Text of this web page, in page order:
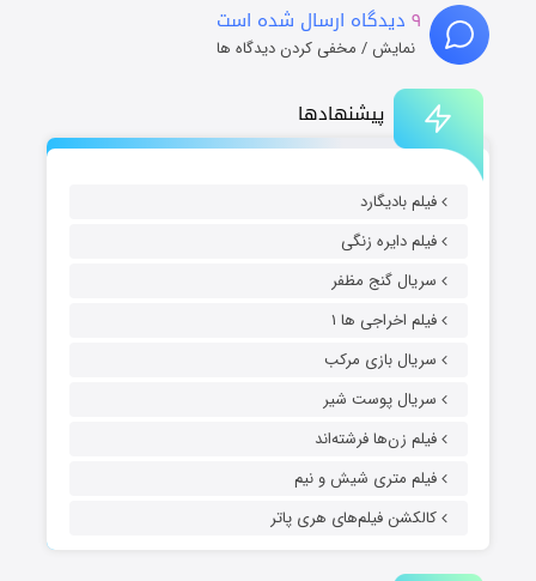
پیشنهادها
فیلم بادیگارد
فیلم دایره زنگی
سریال گنج مظفر
فیلم اخراجی ها ۱
سریال بازی مرکب
سریال پوست شیر
فیلم زن‌ها فرشته‌اند
فیلم متری شیش و نیم
کالکشن فیلم‌های هری پاتر
۹ دیدگاه ارسال شده است
نمایش / مخفی کردن دیدگاه ها